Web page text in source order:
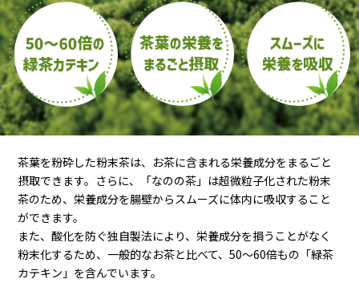
茶葉を粉砕した粉末茶は、お茶に含まれる栄養成分をまるごと
摂取できます。さらに、「なのの茶」は超微粒子化された粉末
茶のため、栄養成分を腸壁からスムーズに体内に吸収すること
ができます。
また、酸化を防ぐ独自製法により、栄養成分を損うことがなく
粉末化するため、一般的なお茶と比べて、50～60倍もの「緑茶
カテキン」を含んでいます。